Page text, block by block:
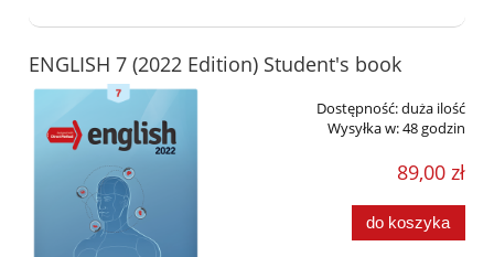
ENGLISH 7 (2022 Edition) Student's book
Dostępność:duża ilość
Wysyłka w:48 godzin
89,00 zł
do koszyka